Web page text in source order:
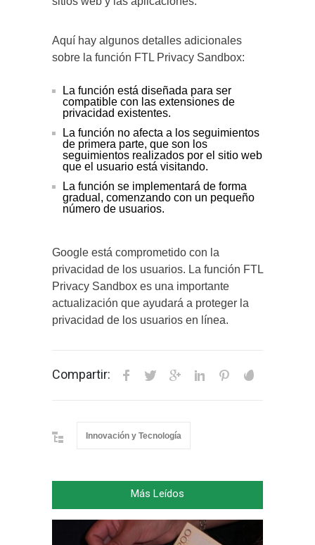
Aquí hay algunos detalles adicionales
sobre la función FTL Privacy Sandbox:
La función está diseñada para ser
compatible con las extensiones de
privacidad existentes.
La función no afecta a los seguimientos
de primera parte, que son los
seguimientos realizados por el sitio web
que el usuario está visitando.
La función se implementará de forma
gradual, comenzando con un pequeño
número de usuarios.
Google está comprometido con la
privacidad de los usuarios. La función FTL
Privacy Sandbox es una importante
actualización que ayudará a proteger la
privacidad de los usuarios en línea.
Compartir:
Innovación y Tecnología
Más Leídos